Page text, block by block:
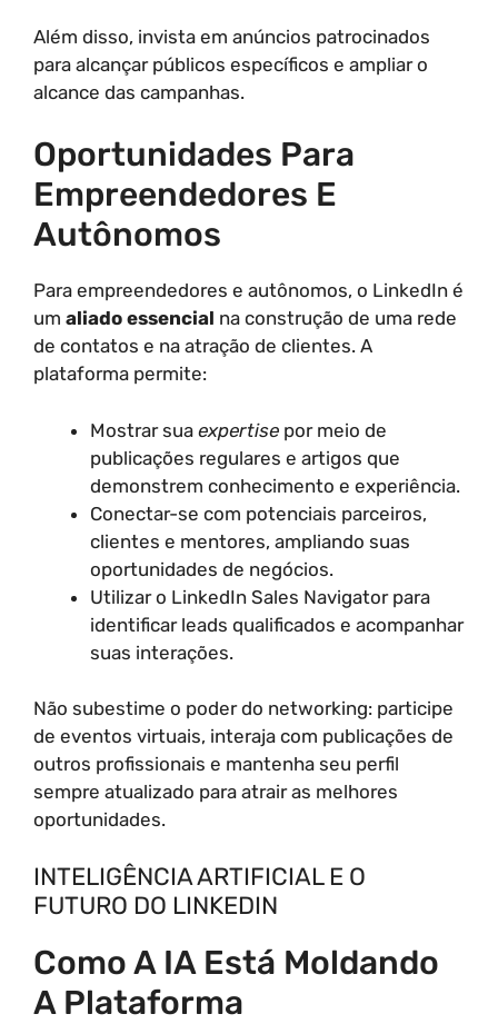
Além disso, invista em anúncios patrocinados
para alcançar públicos específicos e ampliar o
alcance das campanhas.
Oportunidades Para
Empreendedores E
Autônomos
Para empreendedores e autônomos, o LinkedIn é
um aliado essencial na construção de uma rede
de contatos e na atração de clientes. A
plataforma permite:
Mostrar sua expertise por meio de
publicações regulares e artigos que
demonstrem conhecimento e experiência.
Conectar-se com potenciais parceiros,
clientes e mentores, ampliando suas
oportunidades de negócios.
Utilizar o LinkedIn Sales Navigator para
identificar leads qualificados e acompanhar
suas interações.
Não subestime o poder do networking: participe
de eventos virtuais, interaja com publicações de
outros profissionais e mantenha seu perfil
sempre atualizado para atrair as melhores
oportunidades.
INTELIGÊNCIA ARTIFICIAL E O
FUTURO DO LINKEDIN
Como A IA Está Moldando
A Plataforma